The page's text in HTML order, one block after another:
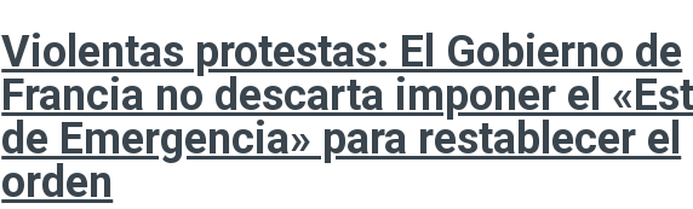
Violentas protestas: El Gobierno de
Francia no descarta imponer el
de Emergencia» para restablecer el
orden